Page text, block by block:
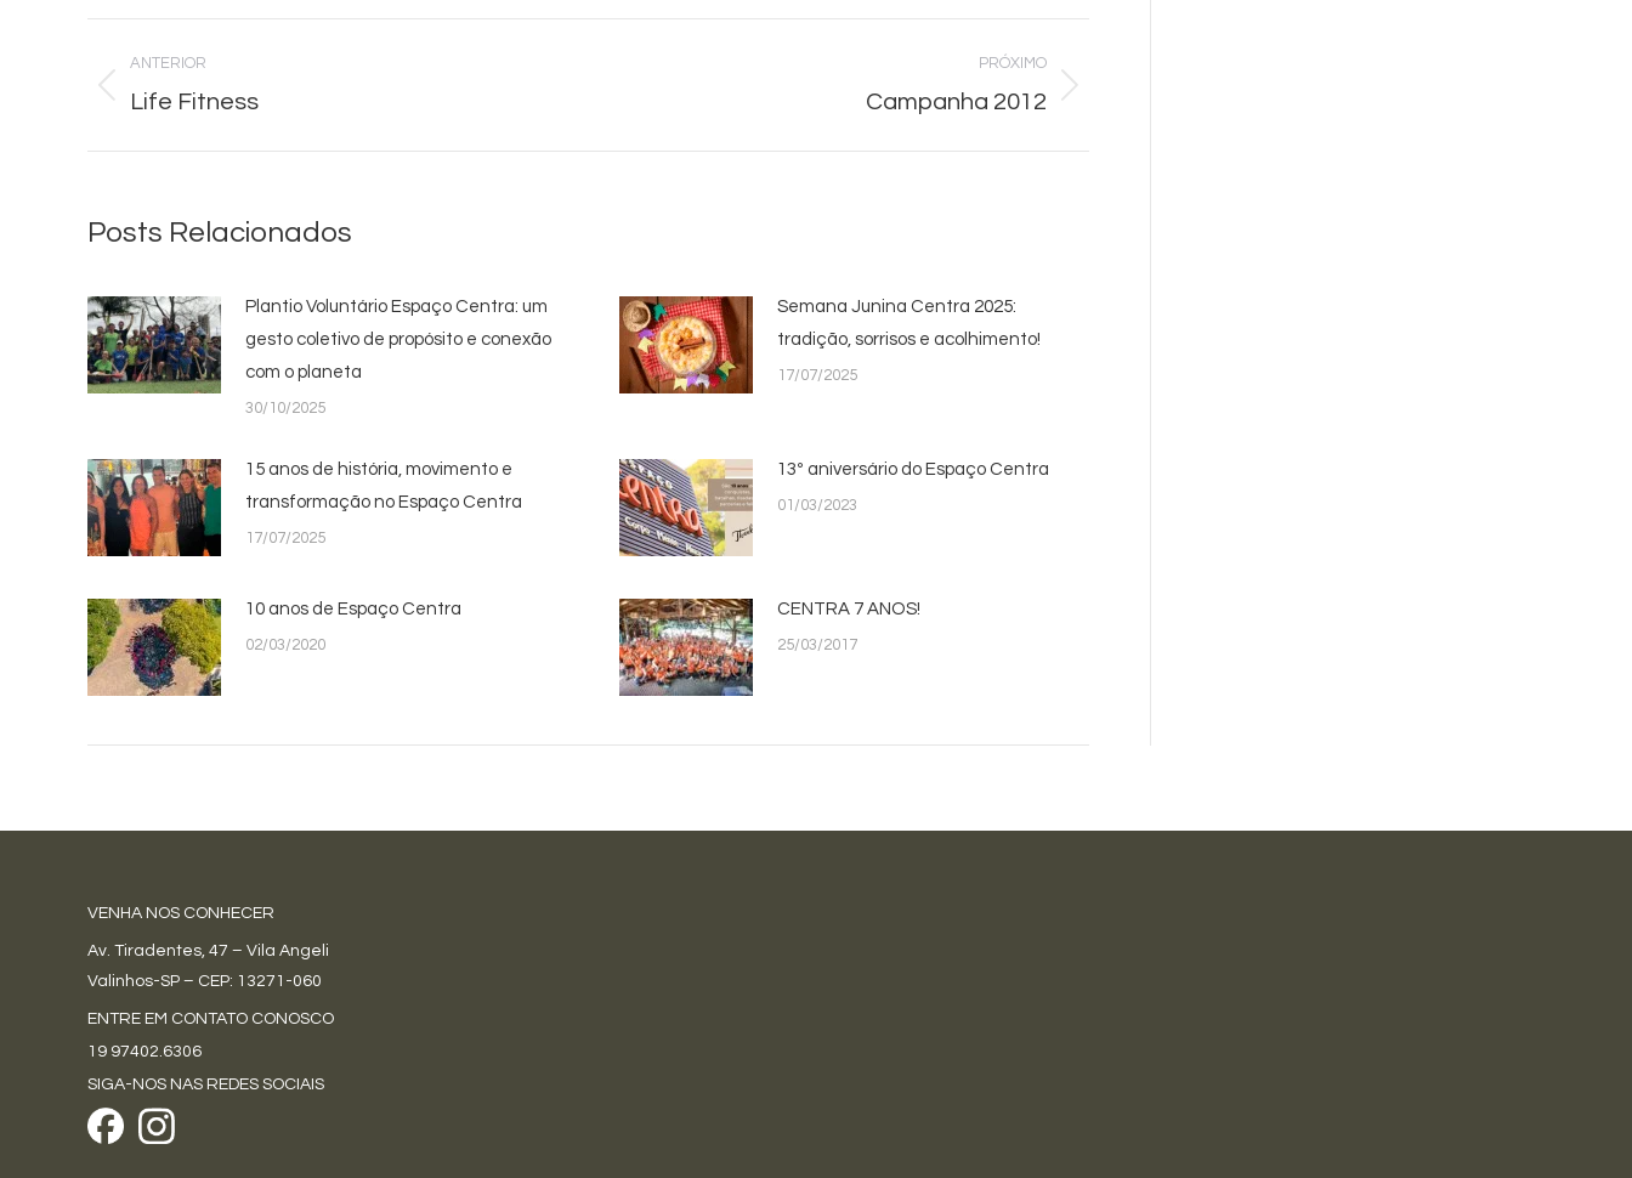
de
post:
ANTERIOR
Post
Life Fitness
PRÓXIMO
Campanha 2012
Posts Relacionados
Plantio Voluntário Espaço Centra: um
gesto coletivo de propósito e conexão
com o planeta
30/10/2025
Semana Junina Centra 2025:
tradição, sorrisos e acolhimento!
17/07/2025
15 anos de história, movimento e
transformação no Espaço Centra
17/07/2025
13º aniversário do Espaço Centra
01/03/2023
10 anos de Espaço Centra
02/03/2020
CENTRA 7 ANOS!
25/03/2017
VENHA NOS CONHECER
Av. Tiradentes, 47 – Vila Angeli
Valinhos-SP – CEP: 13271-060
ENTRE EM CONTATO CONOSCO
19 97402.6306
SIGA-NOS NAS REDES SOCIAIS